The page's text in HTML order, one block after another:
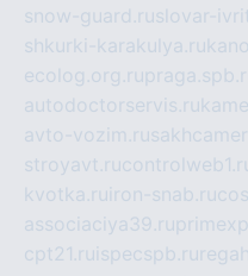
snow-guard.ruslovar-
shkurki-karakulya.ru
ecolog.org.ru
autodoctorservis.ru
avto-vozim.ru
stroyavt.ru
kvotka.ru iron-snab.ru
associaciya39.ru
cpt21.ru ispecspb.ru